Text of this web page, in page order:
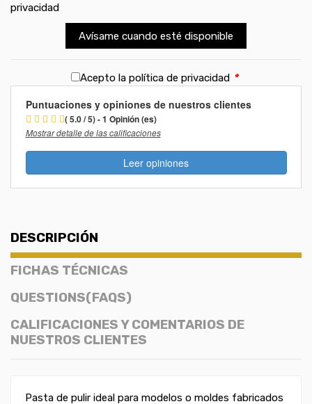
privacidad
Avísame cuando esté disponible
Acepto la política de privacidad *
Puntuaciones y opiniones de nuestros clientes
( 5.0 / 5) - 1 Opinión (es)
Mostrar detalle de las calificaciones
Leer opiniones
DESCRIPCIÓN
FICHAS TÉCNICAS
QUESTIONS(FAQS)
CALIFICACIONES Y COMENTARIOS DE
NUESTROS CLIENTES
Pasta de pulir ideal para modelos o moldes fabricados